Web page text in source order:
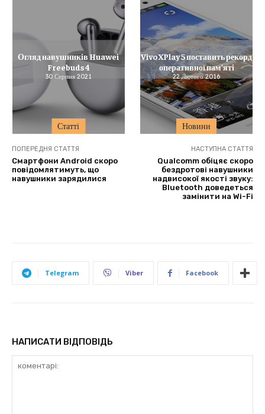
Статті
Огляд навушників Huawei
Freebuds 4
30 Серпня 2021
Новини
Vivo XPlay 5 поставить рекорд
оперативної пам’яті
22 Лютого 2016
ПОПЕРЕДНЯ СТАТТЯ
Смартфони Android скоро
повідомлятимуть, що
навушники зарядилися
НАСТУПНА СТАТТЯ
Qualcomm обіцяє скоро
бездротові навушники
надвисокої якості звуку:
Bluetooth доведеться
замінити на Wi-Fi
Telegram Viber Facebook
НАПИСАТИ ВІДПОВІДЬ